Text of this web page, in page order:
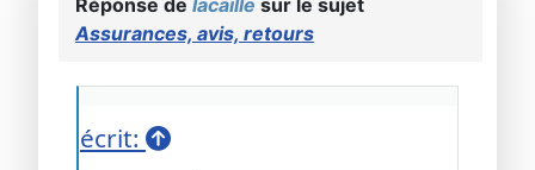
Assurances, avis, retours
écrit: